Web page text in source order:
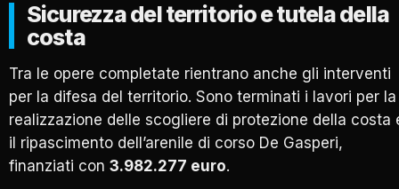
Sicurezza del territorio e tutela della
costa
Tra le opere completate rientrano anche gli interventi
per la difesa del territorio. Sono terminati i lavori per la
realizzazione delle scogliere di protezione della costa
il ripascimento dell’arenile di corso De Gasperi,
finanziati con 3.982.277 euro.